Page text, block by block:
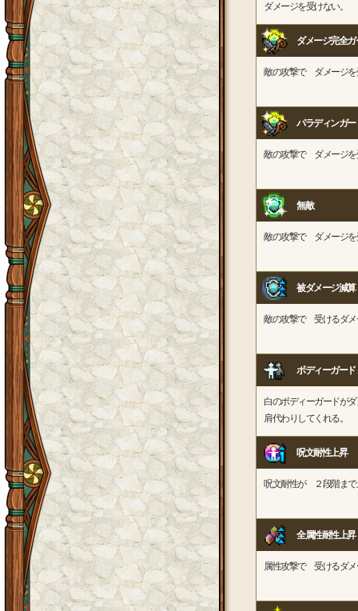
ダメージを受けない。
ダメージ完全ガ
敵の攻撃で ダメージを
パラディンガー
敵の攻撃で ダメージを
無敵
敵の攻撃で ダメージを
被ダメージ減算
敵の攻撃で 受けるダメ
ボディーガード
白のボディーガードが
肩代わりしてくれる。
呪文耐性上昇
呪文耐性が ２段階まで
全属性耐性上昇
属性攻撃で 受けるダメ